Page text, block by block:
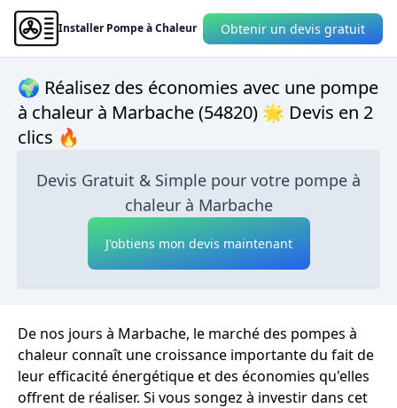
Installer Pompe à Chaleur Obtenir un devis gratuit
🌍 Réalisez des économies avec une pompe
à chaleur à Marbache (54820) 🌟 Devis en 2
clics 🔥
Devis Gratuit & Simple pour votre pompe à
chaleur à Marbache
J'obtiens mon devis maintenant
De nos jours à Marbache, le marché des pompes à
chaleur connaît une croissance importante du fait de
leur efficacité énergétique et des économies qu'elles
offrent de réaliser. Si vous songez à investir dans cet